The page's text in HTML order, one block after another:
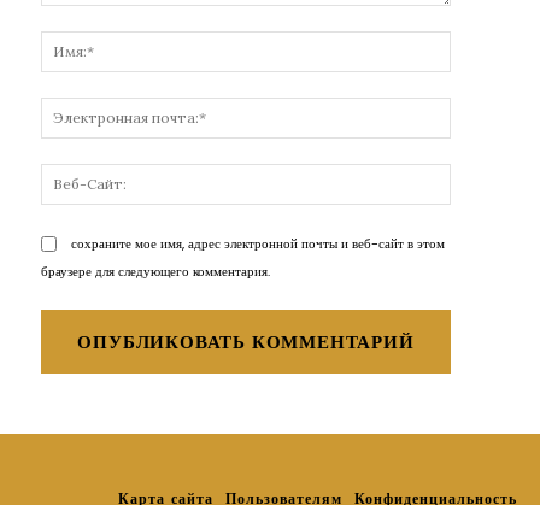
почта:*
Сайт:
сохраните мое имя, адрес электронной почты и веб-сайт в этом
браузере для следующего комментария.
Карта сайта Пользователям Конфиденциальность